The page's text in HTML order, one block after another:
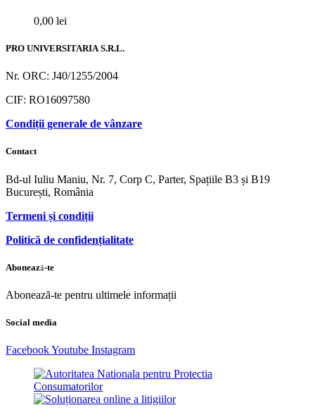
0,00 lei
PRO UNIVERSITARIA S.R.L.
Nr. ORC: J40/1255/2004
CIF: RO16097580
Condiții generale de vânzare
Contact
Bd-ul Iuliu Maniu, Nr. 7, Corp C, Parter, Spațiile B3 și B19
București, România
Termeni și condiții
Politică de confidențialitate
Abonează-te
Abonează-te pentru ultimele informații
Social media
FacebookYoutube Instagram